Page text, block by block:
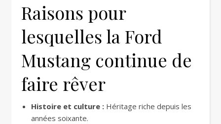
Raisons pour
lesquelles la Ford
Mustang continue de
faire rêver
Histoire et culture : Héritage riche depuis les
années soixante.